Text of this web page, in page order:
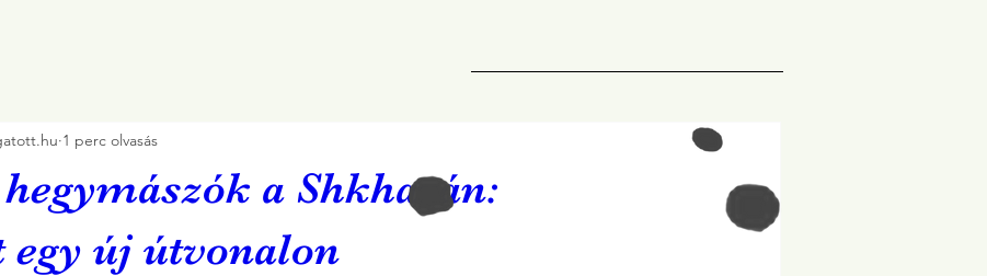
a Shkharán:
egy új útvonalon
1 perc olvasás